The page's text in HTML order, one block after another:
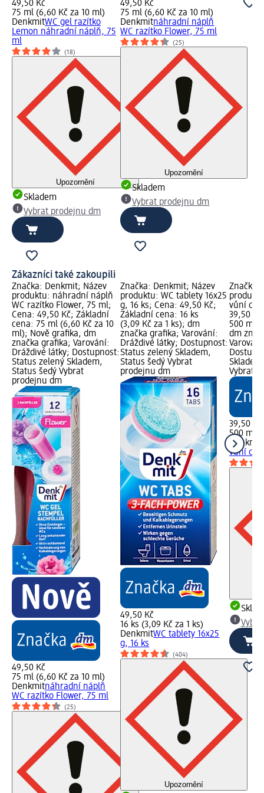
49,50 Kč
75 ml (6,60 Kč za 10 ml)
DenkmitWC gel razítko
Lemon náhradní náplň, 75
ml
(18)
Upozornění
Skladem
Vybrat prodejnu dm
49,50 Kč
75 ml (6,60 Kč za 10 ml)
Denkmitnáhradní náplň
WC razítko Flower, 75 ml
(25)
Upozornění
Skladem
Vybrat prodejnu dm
Zákazníci také zakoupili
Značka: Denkmit; Název
produktu: náhradní náplň
WC razítko Flower, 75 ml;
Cena: 49,50 Kč; Základní
cena: 75 ml (6,60 Kč za 10
ml); Nově grafika, dm
značka grafika; Varování:
Dráždivé látky; Dostupnost:
Status zelený Skladem,
Status šedý Vybrat
prodejnu dm
49,50 Kč
75 ml (6,60 Kč za 10 ml)
Denkmitnáhradní náplň
WC razítko Flower, 75 ml
(25)
Značka: Denkmit; Název
produktu: WC tablety 16x25
g, 16 ks; Cena: 49,50 Kč;
Základní cena: 16 ks
(3,09 Kč za 1 ks); dm
značka grafika; Varování:
Dráždivé látky; Dostupnost:
Status zelený Skladem,
Status šedý Vybrat
prodejnu dm
49,50 Kč
16 ks (3,09 Kč za 1 ks)
DenkmitWC tablety 16x25
g, 16 ks
(404)
Upozornění
Značka:
vůní
39,50
500 ml
dm
Vybrat
39,50 Kč
500 ml
Denkmit
vůní